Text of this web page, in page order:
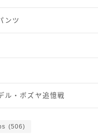
ンツ
ル・ボズヤ追憶戦
(506)